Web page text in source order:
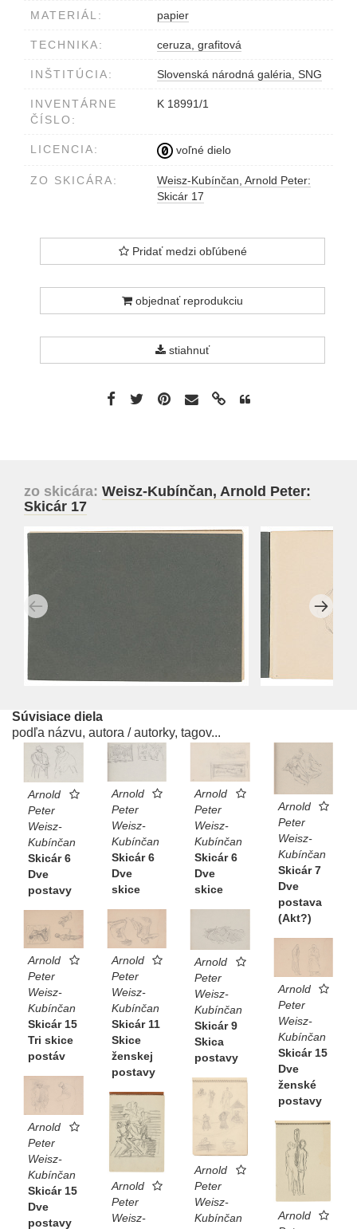
MATERIÁL: papier
TECHNIKA: ceruza, grafitová
INŠTITÚCIA: Slovenská národná galéria, SNG
INVENTÁRNE
ČÍSLO:
K 18991/1
LICENCIA: voľné dielo
ZO SKICÁRA:
Weisz-Kubínčan, Arnold Peter:
Skicár 17
Pridať medzi obľúbené
objednať reprodukciu
stiahnuť
zo skicára: Weisz-Kubínčan, Arnold Peter:
Skicár 17
Súvisiace diela
podľa názvu, autora / autorky, tagov...
Arnold
Peter
Weisz-
Kubínčan
Skicár 6
Dve
postavy
Arnold
Peter
Weisz-
Kubínčan
Skicár 6
Dve
skice
Arnold
Peter
Weisz-
Kubínčan
Skicár 6
Dve
skice
Arnold
Peter
Weisz-
Kubínčan
Skicár 7
Dve
postava
(Akt?)
Arnold
Peter
Weisz-
Kubínčan
Skicár 9
Skica
postavy
Arnold
Peter
Weisz-
Kubínčan
Skicár 11
Skice
ženskej
postavy
Arnold
Peter
Weisz-
Kubínčan
Skicár 15
Tri skice
postáv
Arnold
Peter
Weisz-
Kubínčan
Skicár 15
Dve
ženské
postavy
Arnold
Peter
Weisz-
Kubínčan
Skicár 15
Dve
postavy
Arnold
Peter
Weisz-
Kubínčan
Arnold
Peter
Weisz-
Arnold